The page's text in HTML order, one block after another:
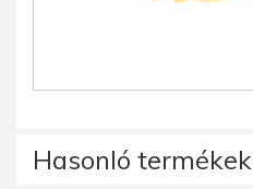
Hasonló termékek